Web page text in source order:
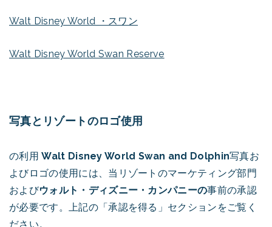
Walt Disney World ・スワン
Walt Disney World Swan Reserve
写真とリゾートのロゴ使用
の利用Walt Disney World Swan and Dolphin写真お
よびロゴの使用には、当リゾートのマーケティング部門
およびウォルト・ディズニー・カンパニーの事前の承認
が必要です。上記の「承認を得る」セクションをご覧く
ださい。